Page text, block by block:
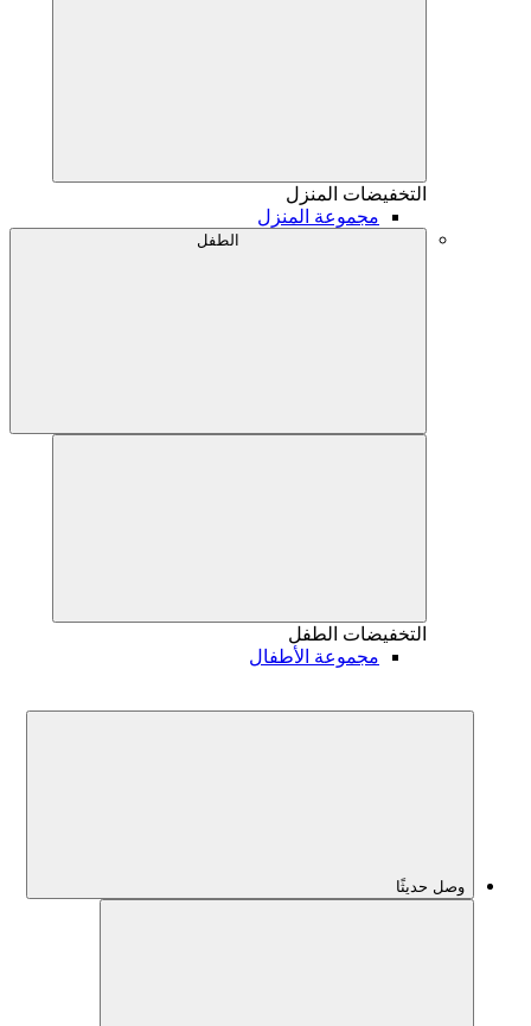
التخفيضات المنزل
مجموعة المنزل
الطفل
التخفيضات الطفل
مجموعة الأطفال
وصل حديثًا